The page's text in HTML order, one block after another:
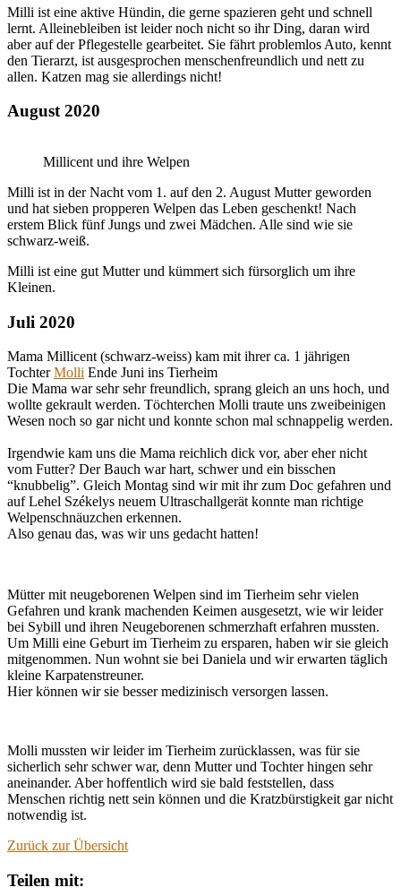
Milli ist eine aktive Hündin, die gerne spazieren geht und schnell
lernt. Alleinebleiben ist leider noch nicht so ihr Ding, daran wird
aber auf der Pflegestelle gearbeitet. Sie fährt problemlos Auto, kennt
den Tierarzt, ist ausgesprochen menschenfreundlich und nett zu
allen. Katzen mag sie allerdings nicht!
August 2020
Millicent und ihre Welpen
Milli ist in der Nacht vom 1. auf den 2. August Mutter geworden
und hat sieben propperen Welpen das Leben geschenkt! Nach
erstem Blick fünf Jungs und zwei Mädchen. Alle sind wie sie
schwarz-weiß.
Milli ist eine gut Mutter und kümmert sich fürsorglich um ihre
Kleinen.
Juli 2020
Mama Millicent (schwarz-weiss) kam mit ihrer ca. 1 jährigen
TochterMolli Ende Juni ins Tierheim
Die Mama war sehr sehr freundlich, sprang gleich an uns hoch, und
wollte gekrault werden. Töchterchen Molli traute uns zweibeinigen
Wesen noch so gar nicht und konnte schon mal schnappelig werden.
Irgendwie kam uns die Mama reichlich dick vor, aber eher nicht
vom Futter? Der Bauch war hart, schwer und ein bisschen
“knubbelig”. Gleich Montag sind wir mit ihr zum Doc gefahren und
auf Lehel Székelys neuem Ultraschallgerät konnte man richtige
Welpenschnäuzchen erkennen.
Also genau das, was wir uns gedacht hatten!
Mütter mit neugeborenen Welpen sind im Tierheim sehr vielen
Gefahren und krank machenden Keimen ausgesetzt, wie wir leider
bei Sybill und ihren Neugeborenen schmerzhaft erfahren mussten.
Um Milli eine Geburt im Tierheim zu ersparen, haben wir sie gleich
mitgenommen. Nun wohnt sie bei Daniela und wir erwarten täglich
kleine Karpatenstreuner.
Hier können wir sie besser medizinisch versorgen lassen.
Molli mussten wir leider im Tierheim zurücklassen, was für sie
sicherlich sehr schwer war, denn Mutter und Tochter hingen sehr
aneinander. Aber hoffentlich wird sie bald feststellen, dass
Menschen richtig nett sein können und die Kratzbürstigkeit gar nicht
notwendig ist.
Zurück zur Übersicht
Teilen mit: